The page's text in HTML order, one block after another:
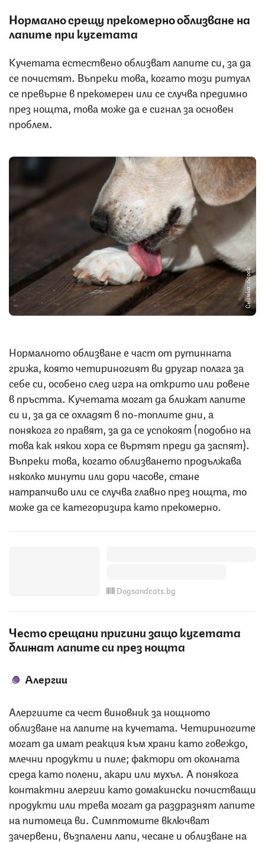
Нормално срещу прекомерно облизване на
лапите при кучетата
Кучетата естествено облизват лапите си, за да
се почистят. Въпреки това, когато този ритуал
се превърне в прекомерен или се случва предимно
през нощта, това може да е сигнал за основен
проблем.
Снимка: iStock
Нормалното облизване е част от рутинната
грижа, която четириногият ви другар полага за
себе си, особено след игра на открито или ровене
в пръстта. Кучетата могат да ближат лапите
си и, за да се охладят в по-топлите дни, а
понякога го правят, за да се успокоят (подобно на
това как някои хора се въртят преди да заспят).
Въпреки това, когато облизването продължава
няколко минути или дори часове, стане
натрапчиво или се случва главно през нощта, то
може да се категоризира като прекомерно.
Dogsandcats.bg
Често срещани причини защо кучетата
ближат лапите си през нощта
Алергии
Алергиите са чест виновник за нощното
облизване на лапите на кучетата. Четириногите
могат да имат реакция към храни като говеждо,
млечни продукти и пиле; фактори от околната
среда като полени, акари или мухъл. А понякога
контактни алергии като домакински почистващи
продукти или трева могат да раздразнят лапите
на питомеца ви. Симптомите включват
зачервени, възпалени лапи, чесане и облизване на